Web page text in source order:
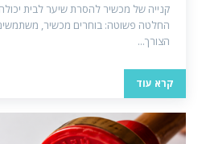
קנייה של מכשיר להסרת שיער לבית
החלטה פשוטה: בוחרים מכשיר,
הצורך...
קרא עוד